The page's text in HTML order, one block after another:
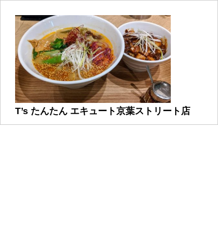
T’s たんたん エキュート京葉ストリート店